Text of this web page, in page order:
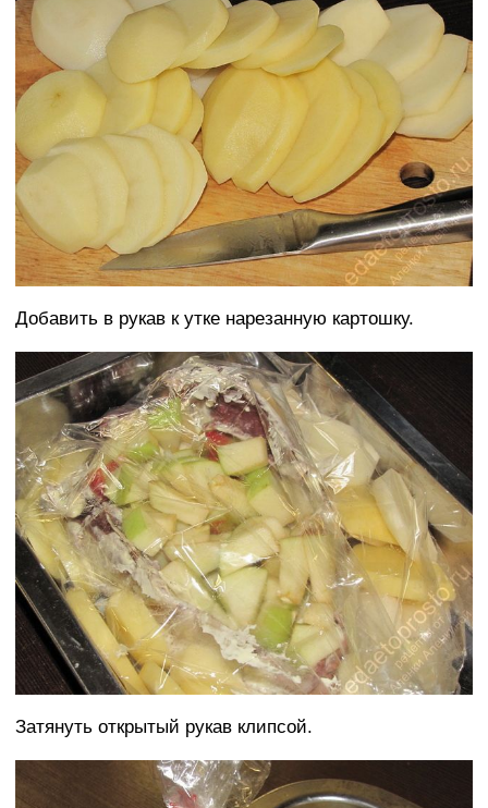
Добавить в рукав к утке нарезанную картошку.
Затянуть открытый рукав клипсой.